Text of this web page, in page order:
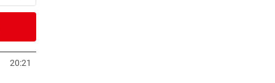
um
20:21
öffnen